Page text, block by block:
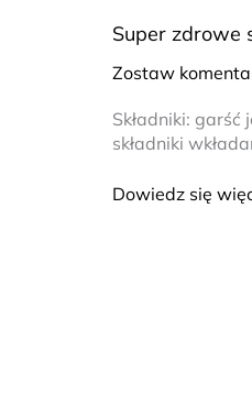
Super zdrowe
Zostaw
Składniki:
składniki
Super
smoothie
Dowiedz się